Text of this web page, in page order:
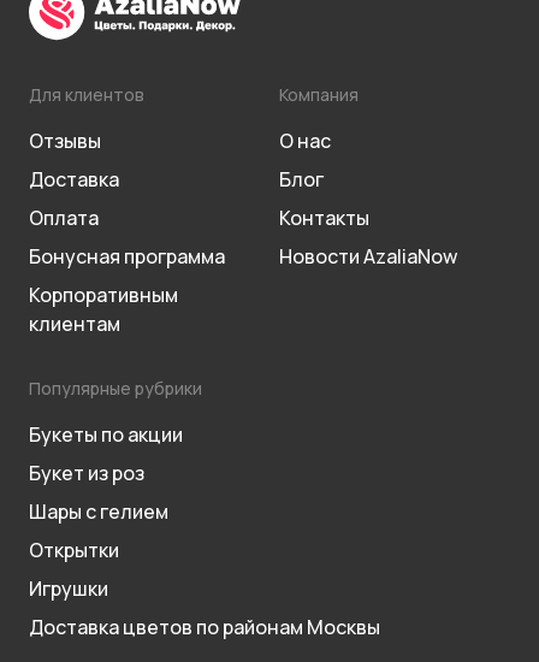
Для клиентов
Отзывы
Доставка
Оплата
Бонусная программа
Корпоративным
клиентам
Компания
О нас
Блог
Контакты
Новости AzaliaNow
Популярные рубрики
Букеты по акции
Букет из роз
Шары с гелием
Открытки
Игрушки
Доставка цветов по районам Москвы